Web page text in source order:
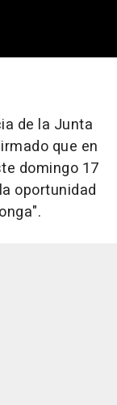
de la Junta
que en
domingo 17
oportunidad